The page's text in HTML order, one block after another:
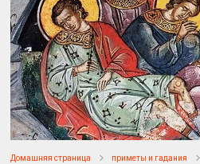
Домашняя страница приметы и гадания